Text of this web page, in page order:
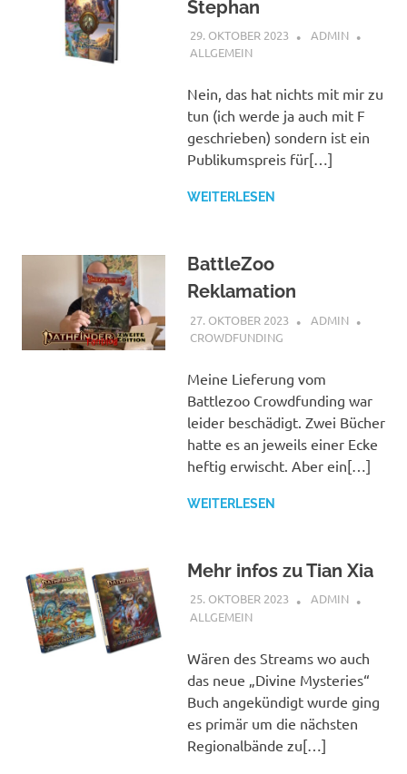
Stephan
29. OKTOBER 2023
ADMIN
ALLGEMEIN
Nein, das hat nichts mit mir zu
tun (ich werde ja auch mit F
geschrieben) sondern ist ein
Publikumspreis für[…]
WEITERLESEN
BattleZoo
Reklamation
27. OKTOBER 2023
ADMIN
CROWDFUNDING
Meine Lieferung vom
Battlezoo Crowdfunding war
leider beschädigt. Zwei Bücher
hatte es an jeweils einer Ecke
heftig erwischt. Aber ein[…]
WEITERLESEN
Mehr infos zu Tian Xia
25. OKTOBER 2023
ADMIN
ALLGEMEIN
Wären des Streams wo auch
das neue „Divine Mysteries“
Buch angekündigt wurde ging
es primär um die nächsten
Regionalbände zu[…]